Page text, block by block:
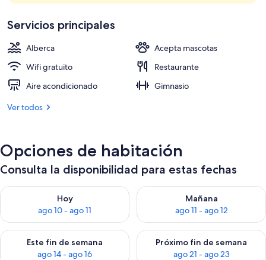
Servicios principales
Alberca
Acepta mascotas
Wifi gratuito
Restaurante
Aire acondicionado
Gimnasio
Ver todos
Opciones de habitación
Consulta la disponibilidad para estas fechas
Hoy
ago 10 - ago 11
Consulta la disponibilidad para hoy ago 10 - ago 11
Mañana
ago 11 - ago 12
Consulta la disponibilidad
Este fin de semana
ago 14 - ago 16
Consulta la disponibilidad para este fin de semana ago 14 -
Próximo fin de semana
ago 21 - ago 23
Consulta la disponibilidad